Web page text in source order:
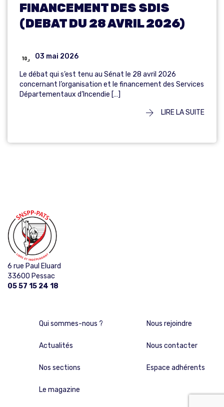
FINANCEMENT DES SDIS
(DEBAT DU 28 AVRIL 2026)
03 mai 2026
Le débat qui s’est tenu au Sénat le 28 avril 2026
concernant l’organisation et le financement des Services
Départementaux d’Incendie […]
LIRE LA SUITE
6 rue Paul Eluard
33600 Pessac
05 57 15 24 18
Qui sommes-nous ?
Actualités
Nos sections
Le magazine
Nous rejoindre
Nous contacter
Espace adhérents